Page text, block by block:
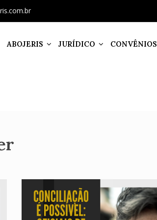
ABOJERIS JURÍDICO CONVÊNIOS